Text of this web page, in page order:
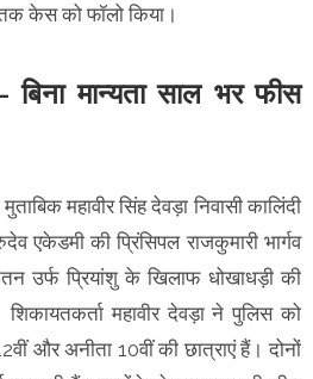
केस को फॉलो किया।
मान्यता साल भर फीस
महावीर सिंह देवड़ा निवासी कालिंदी
एकेडमी की प्रिंसिपल राजकुमारी भार्गव
उर्फ प्रियांशु के खिलाफ धोखाधड़ी की
महावीर देवड़ा ने पुलिस को
और अनीता 10वीं की छात्राएं हैं। दोनों